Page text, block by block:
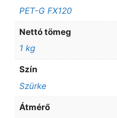
PET-G FX120
Nettó tömeg
1 kg
Szín
Szürke
Átmérő